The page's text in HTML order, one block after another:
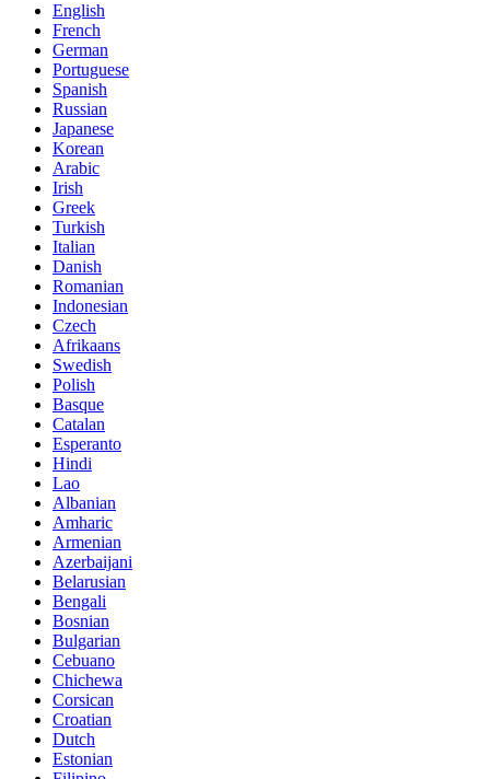
English
French
German
Portuguese
Spanish
Russian
Japanese
Korean
Arabic
Irish
Greek
Turkish
Italian
Danish
Romanian
Indonesian
Czech
Afrikaans
Swedish
Polish
Basque
Catalan
Esperanto
Hindi
Lao
Albanian
Amharic
Armenian
Azerbaijani
Belarusian
Bengali
Bosnian
Bulgarian
Cebuano
Chichewa
Corsican
Croatian
Dutch
Estonian